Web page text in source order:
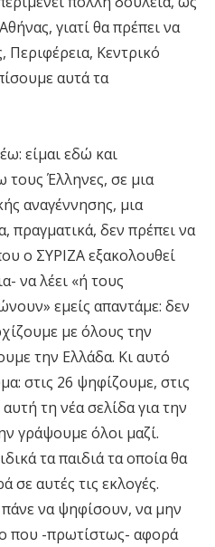
γιατί θα πρέπει να
Κεντρικό
αυτά τα
είμαι εδώ και
τους Έλληνες, σε μια
αναγέννησης, μια
πραγματικά, δεν πρέπει να
ο ΣΥΡΙΖΑ εξακολουθεί
να λέει «ή τους
εμείς απαντάμε: δεν
με όλους την
την Ελλάδα. Κι αυτό
στις 26 ψηφίζουμε, στις
τη νέα σελίδα για την
γράψουμε όλοι μαζί.
τα παιδιά τα οποία θα
αυτές τις εκλογές.
να ψηφίσουν, να μην
που -πρωτίστως- αφορά